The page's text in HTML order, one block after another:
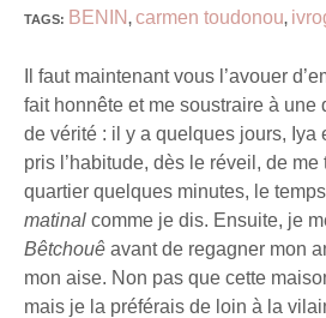
TAGS: BENIN , carmen toudonou,
Il faut maintenant vous l’avouer
fait honnête et me soustraire à
de vérité : il y a quelques jours, Iya
pris l’habitude, dès le réveil, de
quartier quelques minutes, le
matinal comme je dis. Ensuite, je
Bêtchouê avant de regagner mon
mon aise. Non pas que cette
mais je la préférais de loin à la